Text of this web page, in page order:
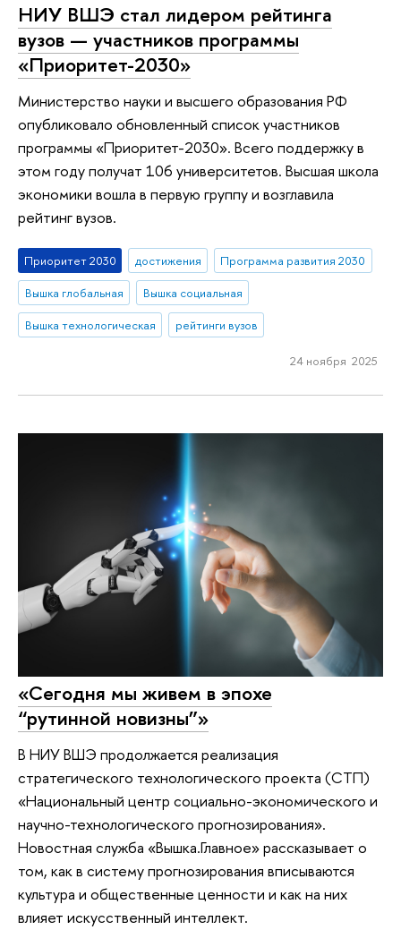
НИУ ВШЭ стал лидером рейтинга
вузов — участников программы
«Приоритет-2030»
Министерство науки и высшего образования РФ
опубликовало обновленный список участников
программы «Приоритет-2030». Всего поддержку в
этом году получат 106 университетов. Высшая школа
экономики вошла в первую группу и возглавила
рейтинг вузов.
Приоритет 2030 достижения
Программа развития 2030
Вышка глобальная
Вышка социальная
Вышка технологическая
рейтинги вузов
24 ноября 2025
«Сегодня мы живем в эпохе
“рутинной новизны”»
В НИУ ВШЭ продолжается реализация
стратегического технологического проекта (СТП)
«Национальный центр социально-экономического и
научно-технологического прогнозирования».
Новостная служба «Вышка.Главное» рассказывает о
том, как в систему прогнозирования вписываются
культура и общественные ценности и как на них
влияет искусственный интеллект.